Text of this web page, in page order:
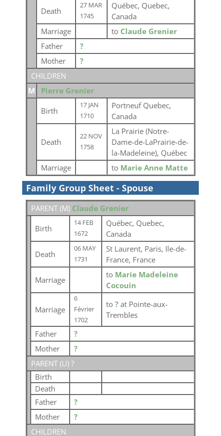
Death
27 MAR
1745
Québec, Quebec,
Canada
Marriage
to Claude Grenier
Father
?
Mother
?
CHILDREN
M
Pierre Grenier
Birth
17 JAN
1710
Portneuf Quebec,
Canada
Death
22 NOV
1758
La Prairie (Notre-
Dame-de-LaPrairie-de-
la-Madeleine), Québec
Marriage
to Marie Anne Matte
Family Group Sheet - Spouse
PARENT (M) Claude Grenier
Birth
14 FEB
1672
Québec, Quebec,
Canada
Death
06 MAY
1731
St Laurent, Paris, Ile-de-
France, France
Marriage
to Marie Madeleine
Cocouin
Marriage
6
Février
1702
to ? at Pointe-aux-
Trembles
Father
?
Mother
?
PARENT (U) ?
Birth
Death
Father
?
Mother
?
CHILDREN